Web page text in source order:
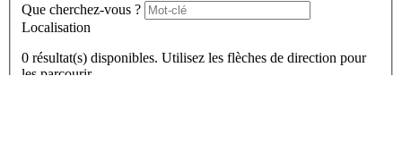
Que cherchez-vous ?
Localisation
0 résultat(s) disponibles. Utilisez les flèches de direction pour
les parcourir.